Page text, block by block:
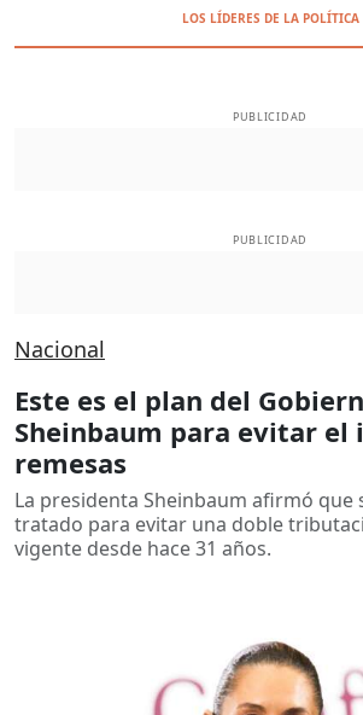
LOS LÍDERES DE LA POLÍTICA
PUBLICIDAD
PUBLICIDAD
Nacional
Este es el plan del
Sheinbaum para evitar el
remesas
La presidenta Sheinbaum afirmó que
tratado para evitar una doble
vigente desde hace 31 años.